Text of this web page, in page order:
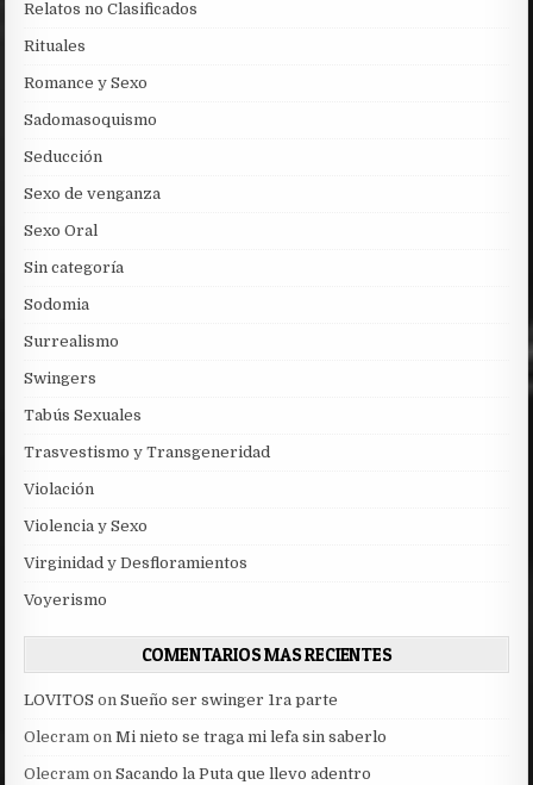
Relatos no Clasificados
Rituales
Romance y Sexo
Sadomasoquismo
Seducción
Sexo de venganza
Sexo Oral
Sin categoría
Sodomia
Surrealismo
Swingers
Tabús Sexuales
Trasvestismo y Transgeneridad
Violación
Violencia y Sexo
Virginidad y Desfloramientos
Voyerismo
COMENTARIOS MAS RECIENTES
LOVITOS onSueño ser swinger 1ra parte
Olecram onMi nieto se traga mi lefa sin saberlo
Olecram onSacando la Puta que llevo adentro